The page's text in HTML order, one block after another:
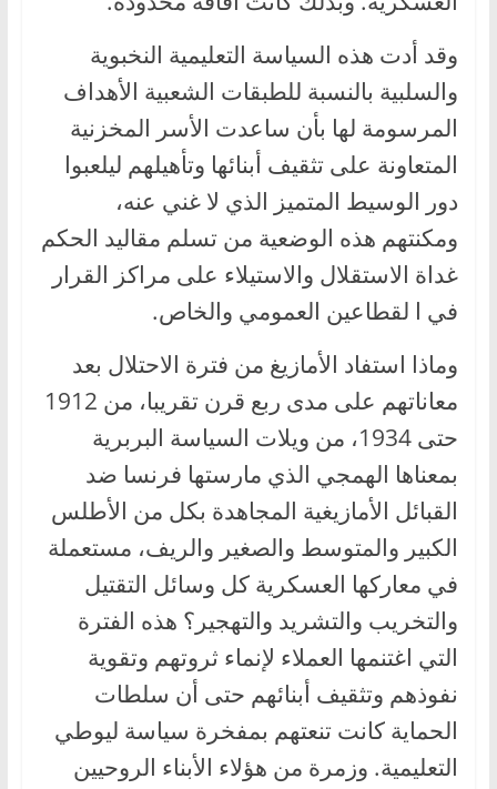
وقد أدت هذه السياسة التعليمية النخبوية
والسلبية بالنسبة للطبقات الشعبية الأهداف
المرسومة لها بأن ساعدت الأسر المخزنية
المتعاونة على تثقيف أبنائها وتأهيلهم ليلعبوا
دور الوسيط المتميز الذي لا غني عنه،
ومكنتهم هذه الوضعية من تسلم مقاليد الحكم
غداة الاستقلال والاستيلاء على مراكز القرار
في ا لقطاعين العمومي والخاص.
وماذا استفاد الأمازيغ من فترة الاحتلال بعد
معاناتهم على مدى ربع قرن تقريبا، من 1912
حتى 1934، من ويلات السياسة البربرية
بمعناها الهمجي الذي مارستها فرنسا ضد
القبائل الأمازيغية المجاهدة بكل من الأطلس
الكبير والمتوسط والصغير والريف، مستعملة
في معاركها العسكرية كل وسائل التقتيل
والتخريب والتشريد والتهجير؟ هذه الفترة
التي اغتنمها العملاء لإنماء ثروتهم وتقوية
نفوذهم وتثقيف أبنائهم حتى أن سلطات
الحماية كانت تنعتهم بمفخرة سياسة ليوطي
التعليمية. وزمرة من هؤلاء الأبناء الروحيين